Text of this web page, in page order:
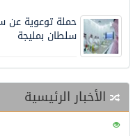
حملة توعوية عن
سلطان بمليجة
الأخبار الرئيسية
124